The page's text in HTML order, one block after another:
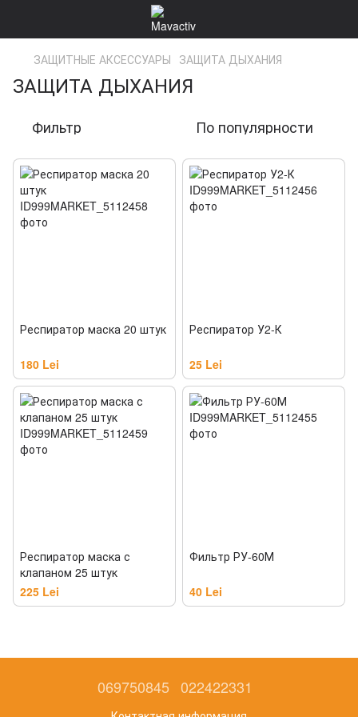
ЗАЩИТНЫЕ АКСЕССУАРЫ ЗАЩИТА ДЫХАНИЯ
ЗАЩИТА ДЫХАНИЯ
Фильтр По популярности
Респиратор маска 20 штук
180 Lei
Респиратор У2-К
25 Lei
Респиратор маска с
клапаном 25 штук
225 Lei
Фильтр РУ-60М
40 Lei
069750845 022422331